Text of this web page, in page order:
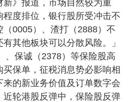
》报道，市场自然较为重
度排位，银行股所受冲击不
（0005）、渣打（2888）不
其他板块可以分散风险。」
、保诚（2378）等保险股高
买保单，征税消息势必影响相
的新业务价值及订单数字会
近轮港股反弹中，保险股反弹